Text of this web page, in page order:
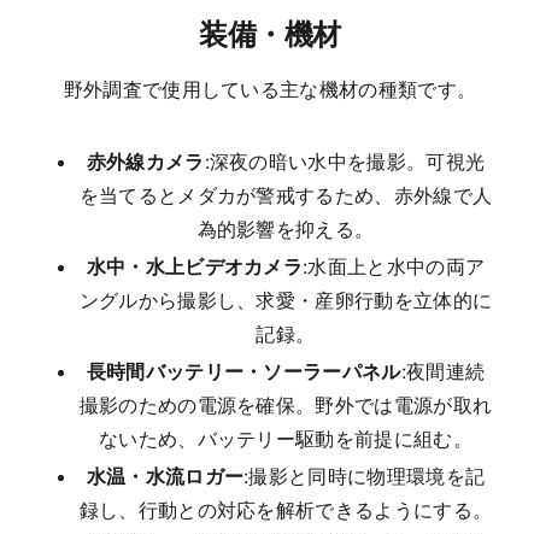
装備・機材
野外調査で使用している主な機材の種類です。
赤外線カメラ :深夜の暗い水中を撮影。可視光
を当てるとメダカが警戒するため、赤外線で人
為的影響を抑える。
水中・水上ビデオカメラ:水面上と水中の両ア
ングルから撮影し、求愛・産卵行動を立体的に
記録。
長時間バッテリー・ソーラーパネル:夜間連続
撮影のための電源を確保。野外では電源が取れ
ないため、バッテリー駆動を前提に組む。
水温・水流ロガー:撮影と同時に物理環境を記
録し、行動との対応を解析できるようにする。